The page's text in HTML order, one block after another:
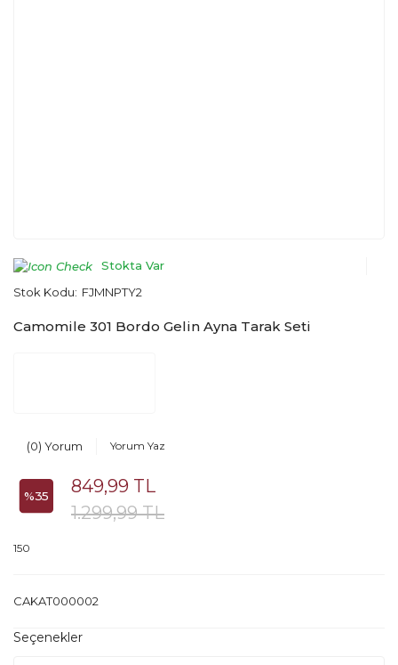
Stokta Var
Stok Kodu: FJMNPTY2
Camomile 301 Bordo Gelin Ayna Tarak Seti
(0) Yorum Yorum Yaz
%35
849,99 TL
1.299,99 TL
150
CAKAT000002
Seçenekler